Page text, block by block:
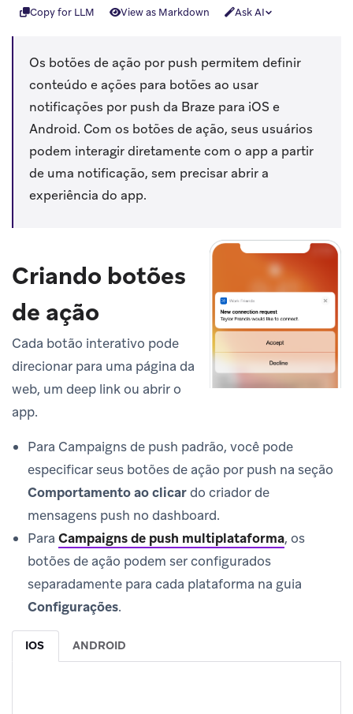
Copy for LLM View as Markdown Ask AI
Os botões de ação por push permitem definir
conteúdo e ações para botões ao usar
notificações por push da Braze para iOS e
Android. Com os botões de ação, seus usuários
podem interagir diretamente com o app a partir
de uma notificação, sem precisar abrir a
experiência do app.
Criando botões
de ação
Cada botão interativo pode
direcionar para uma página da
web, um deep link ou abrir o
app.
Para Campaigns de push padrão, você pode
especificar seus botões de ação por push na seção
Comportamento ao clicardo criador de
mensagens push no dashboard.
Para Campaigns de push multiplataforma, os
botões de ação podem ser configurados
separadamente para cada plataforma na guia
Configurações.
IOS ANDROID